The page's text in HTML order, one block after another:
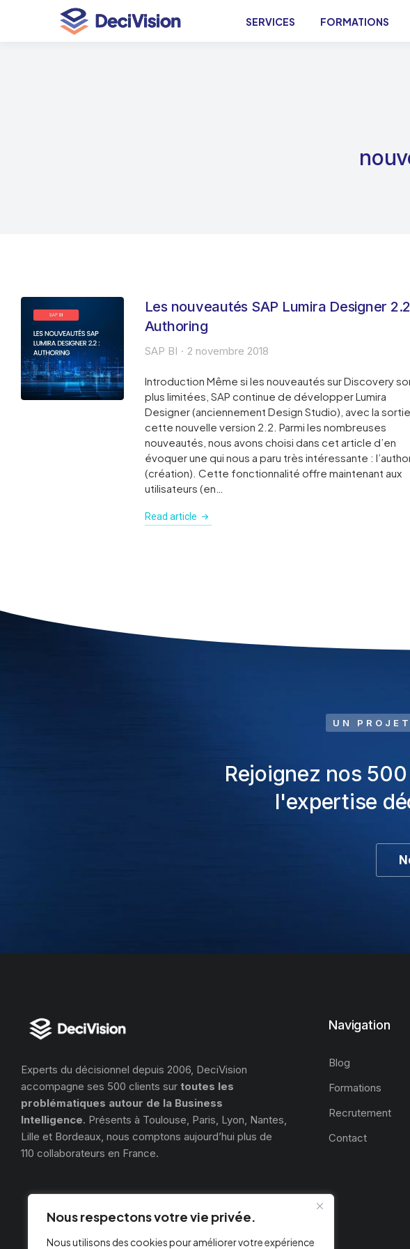
Nous respectons votre vie privée.
Nous utilisons des cookies pour améliorer votre expérience
SERVICES FORMATIONS
Les nouveautés SAP Lumira Designer
Authoring
SAP BI 2 novembre 2018
Introduction Même si les nouveautés sur Discovery
plus limitées, SAP continue de développer Lumira
Designer (anciennement Design Studio), avec la
cette nouvelle version 2.2. Parmi les nombreuses
nouveautés, nous avons choisi dans cet article d’en
évoquer une qui nous a paru très intéressante :
(création). Cette fonctionnalité offre maintenant aux
utilisateurs (en…
Read article
UN
Rejoignez nos
l'expertise
Experts du décisionnel depuis 2006, DeciVision
accompagne ses 500 clients sur toutes les
problématiques autour de la Business
Intelligence. Présents à Toulouse, Paris, Lyon, Nantes,
Lille et Bordeaux, nous comptons aujourd’hui plus de
110 collaborateurs en France.
Navigation
Blog
Formations
Recrutement
Contact